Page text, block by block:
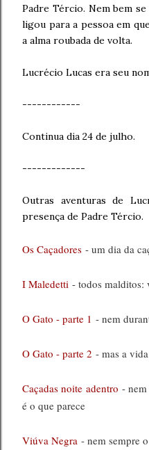
Padre Tércio. Nem bem
ligou para a pessoa em
a alma roubada de volta.
Lucrécio Lucas era seu
------------
Continua dia 24 de julho.
-------------
Outras aventuras de
presença de Padre Tércio.
Os Caçadores - um dia da
I Maledetti - todos malditos:
O Gato - parte 1 - nem
O Gato - parte 2 - mas a
Caçadas noite adentro -
é o que parece
Viúva Negra - nem sempre